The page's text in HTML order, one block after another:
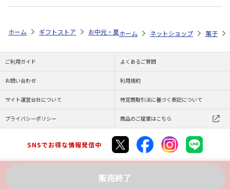
販売終了
ホーム ギフトストア お中元・夏ギフト特集 2026 ゆうゆうギフト
ホーム ネットショップ 菓子
ご利用ガイド よくあるご質問
お問い合わせ 利用規約
サイト運営会社について 特定商取引法に基づく表記について
プライバシーポリシー 商品のご提案はこちら
SNSでお得な情報発信中